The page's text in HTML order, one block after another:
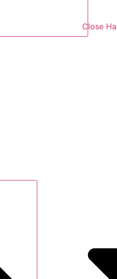
Close